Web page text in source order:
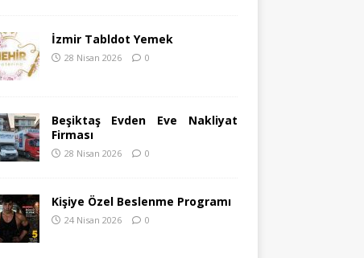
İzmir Tabldot Yemek
28 Nisan 2026 0
Beşiktaş Evden Eve Nakliyat
Firması
28 Nisan 2026 0
Kişiye Özel Beslenme Programı
24 Nisan 2026 0